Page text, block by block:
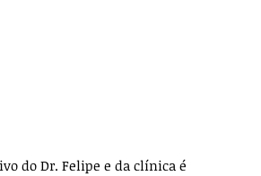
do Dr. Felipe e da clínica é